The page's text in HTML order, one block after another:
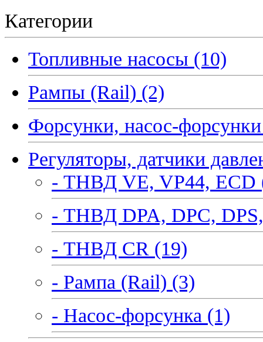
Категории
Топливные насосы (10)
Рампы (Rail) (2)
Форсунки, насос-
Регуляторы, датчики
- ТНВД VE, VP44, ECD
- ТНВД DPA, DPC,
- ТНВД CR (19)
- Рампа (Rail) (3)
- Насос-форсунка (1)